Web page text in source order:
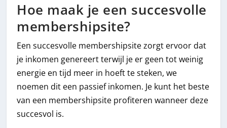
Hoe maak je een succesvolle
membershipsite?
Een succesvolle membershipsite zorgt ervoor dat
je inkomen genereert terwijl je er geen tot weinig
energie en tijd meer in hoeft te steken, we
noemen dit een passief inkomen. Je kunt het beste
van een membershipsite profiteren wanneer deze
succesvol is.